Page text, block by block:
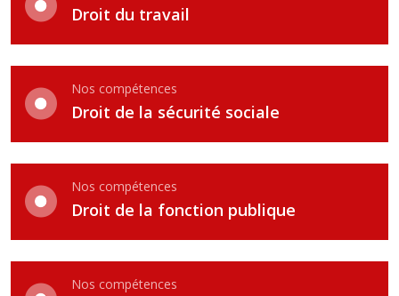
Droit du travail
Nos compétences
Droit de la sécurité sociale
Nos compétences
Droit de la fonction publique
Nos compétences